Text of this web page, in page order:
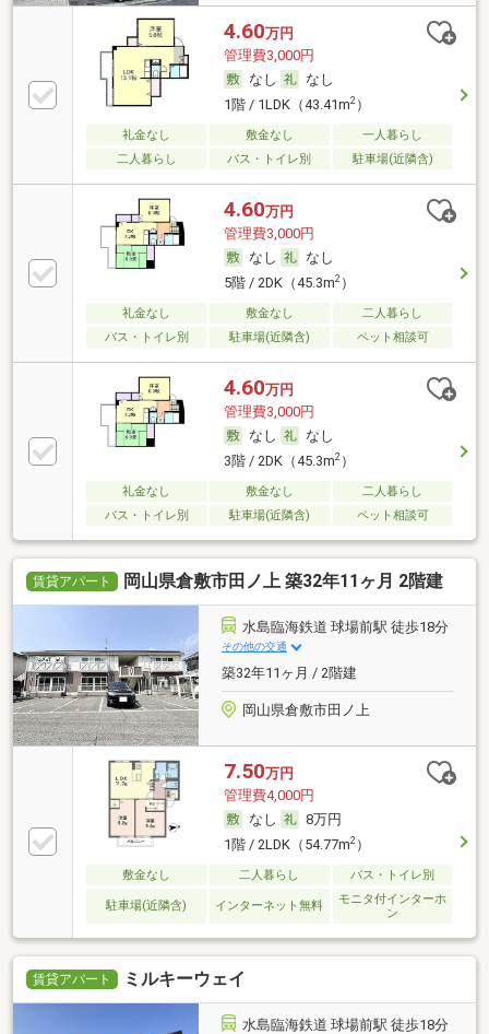
4.60万円
管理費3,000円
なし
なし
1階 / 1LDK（43.41m2）
礼金なし 敷金なし
一人暮らし
二人暮らし
バス・トイレ別 駐車場(近隣含)
4.60万円
管理費3,000円
なし
なし
5階 / 2DK（45.3m2）
礼金なし 敷金なし
二人暮らし
バス・トイレ別
駐車場(近隣含) ペット相談可
4.60万円
管理費3,000円
なし
なし
3階 / 2DK（45.3m2）
礼金なし 敷金なし
二人暮らし
バス・トイレ別
駐車場(近隣含) ペット相談可
賃貸アパート 岡山県倉敷市田ノ上 築32年11ヶ月 2階建
水島臨海鉄道 球場前駅 徒歩18分
その他の交通
築32年11ヶ月 / 2階建
岡山県倉敷市田ノ上
7.50万円
管理費4,000円
なし
8万円
1階 / 2LDK（54.77m2）
敷金なし 二人暮らし バス・トイレ別
駐車場(近隣含) インターネット無料
モニタ付インターホ
ン
賃貸アパート ミルキーウェイ
水島臨海鉄道 球場前駅 徒歩18分